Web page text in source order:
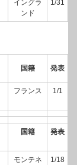
イングラ
ンド
1/31
国籍 発表
フランス 1/1
国籍 発表
モンテネ
1/18